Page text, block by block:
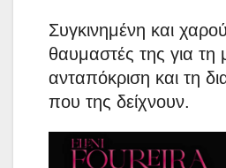
Συγκινημένη και
θαυμαστές της για τη
ανταπόκριση και τη
που της δείχνουν.